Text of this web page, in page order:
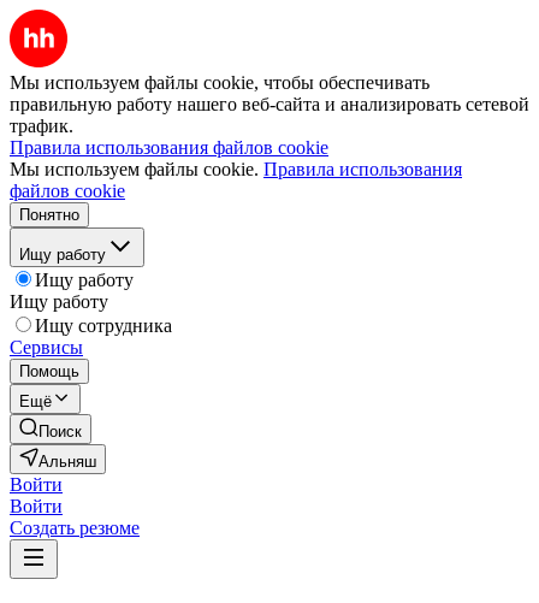
Мы используем файлы cookie, чтобы обеспечивать
правильную работу нашего веб-сайта и анализировать сетевой
трафик.
Правила использования файлов cookie
Мы используем файлы cookie. Правила использования
файлов cookie
Понятно
Ищу работу
Ищу работу
Ищу работу
Ищу сотрудника
Сервисы
Помощь
Ещё
Поиск
Альняш
Войти
Войти
Создать резюме